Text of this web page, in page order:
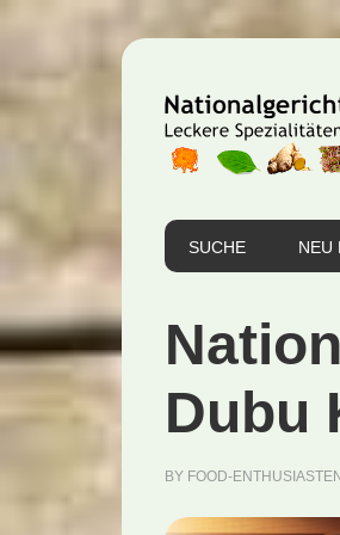
Hauptnavigation
SUCHE NEU
Dubu
BY FOOD-